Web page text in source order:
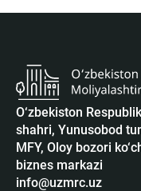
O‘zbekiston
shahri, Yunusobod
MFY, Oloy bozori
biznes markazi
info@uzmrc.uz